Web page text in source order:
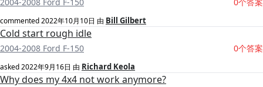
commented2022年10月10日 由 Bill Gilbert
Cold start rough idle
2004-2008 Ford F-150 0个答案
asked2022年9月16日 由 Richard Keola
Why does my 4x4 not work anymore?